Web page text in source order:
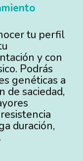
tu perfil
y con
Podrás
genéticas a
de saciedad,
duración,